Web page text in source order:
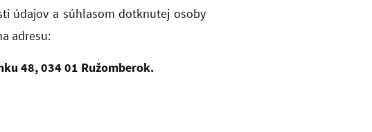
údajov a súhlasom dotknutej osoby
adresu:
48, 034 01 Ružomberok.